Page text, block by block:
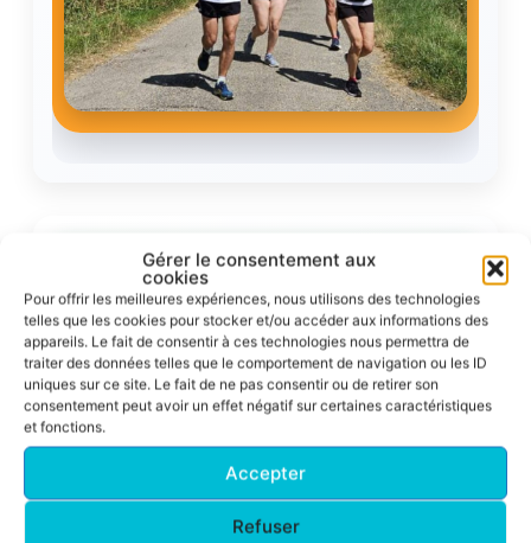
Gérer le consentement aux
cookies
Pour offrir les meilleures expériences, nous utilisons des technologies
telles que les cookies pour stocker et/ou accéder aux informations des
appareils. Le fait de consentir à ces technologies nous permettra de
traiter des données telles que le comportement de navigation ou les ID
uniques sur ce site. Le fait de ne pas consentir ou de retirer son
consentement peut avoir un effet négatif sur certaines caractéristiques
et fonctions.
Accepter
Refuser
Résultats
Corrida pédestre de Toulouse 2026
Un nouveau podium ACFA sur le 10 km !